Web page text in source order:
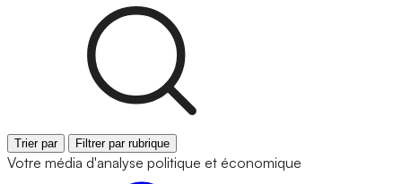
Trier par Filtrer par rubrique
Votre média d'analyse politique et économique